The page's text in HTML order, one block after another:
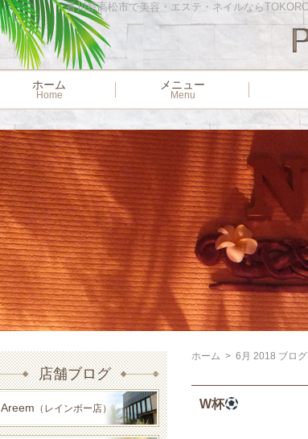
香川県高松市で美容・エステ・ネイルなら
ホーム
Home
メニュー
Menu
ホーム > 6月 2018 ブログ
W杯
店舗ブログ
Areem （レインボー店）